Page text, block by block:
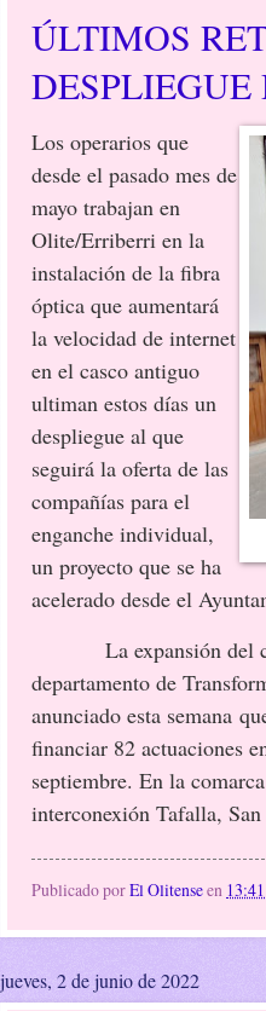
ÚLTIMOS
Los operarios que
desde el pasado mes de
mayo trabajan en
Olite/Erriberri en la
instalación de la fibra
óptica que aumentará
la velocidad de internet
en el casco antiguo
ultiman estos días un
despliegue al que
seguirá la oferta de las
compañías para el
enganche individual,
un proyecto que se ha
acelerado desde el
La expansión del
departamento de
anunciado esta semana
financiar 82 actuaciones
septiembre. En la
interconexión Tafalla,
Publicado porEl Olitenseen 13:41
jueves, 2 de junio de 2022